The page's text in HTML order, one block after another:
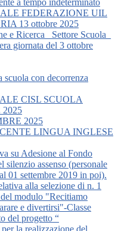
a tempo indeterminato
FEDERAZIONE UIL
13 ottobre 2025
e Ricerca_ Settore Scuola_
giornata del 3 ottobre
scuola con decorrenza
CISL SCUOLA
2025
LINGUA INGLESE
su Adesione al Fondo
assenso (personale
01 settembre 2019 in poi).
alla selezione di n. 1
modulo "Recitiamo
e divertirsi"-Classe
del progetto “